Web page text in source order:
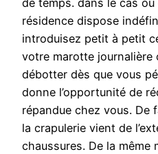
de temps. dans le cas
résidence dispose
introduisez petit à petit
votre marotte journalière
débotter dès que vous
donne l’opportunité de
répandue chez vous. De
la crapulerie vient de
chaussures. De la même